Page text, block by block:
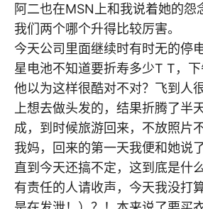
阿二也在MSN上和我说着她的怨
我们两个哪个升得比较厉害。
今天公司里面继续时有时无的停
星电池不知道要折寿多少T T，下
他以为这样很酷对不对？飞到人
上想去做头发的，结果折腾了半
成，到时候旅游回来，不放照片
我妈，回来的第一天我便和她说
直到今天还搞不定，这到底是什
有责任的人请收声，今天我没打